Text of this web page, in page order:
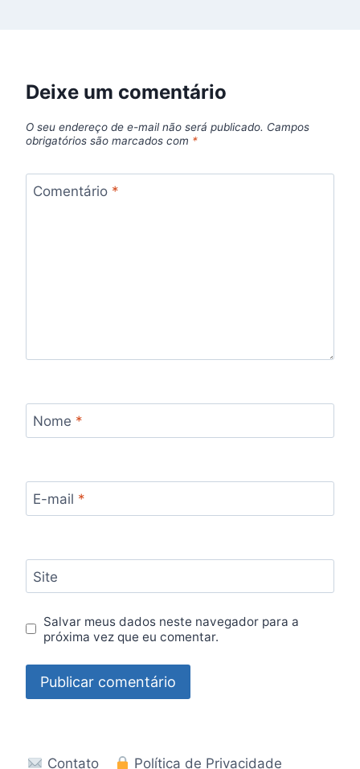
Deixe um comentário
O seu endereço de e-mail não será publicado. Campos
obrigatórios são marcados com *
Comentário *
Nome *
E-mail *
Site
Salvar meus dados neste navegador para a
próxima vez que eu comentar.
Contato Política de Privacidade